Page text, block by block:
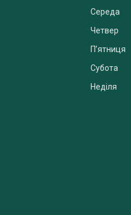
Середа
Четвер
Пʼятниця
Субота
Неділя